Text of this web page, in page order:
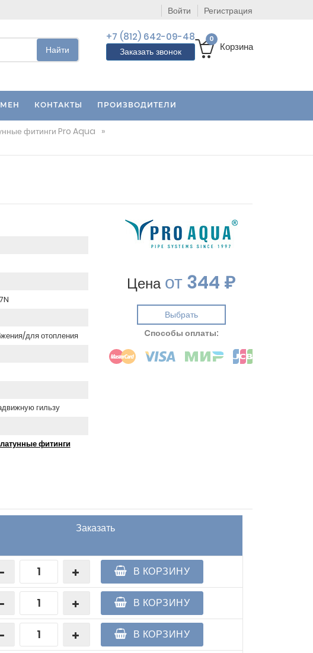
Войти Регистрация
Найти
+7 (812) 642-09-48
Заказать звонок
0
Корзина
КОНТАКТЫ ПРОИЗВОДИТЕЛИ
фитинги Pro Aqua »
для отопления
гильзу
фитинги
Ценаот344 ₽
Выбрать
Cпособы оплаты:
Заказать
В КОРЗИНУ
В КОРЗИНУ
В КОРЗИНУ